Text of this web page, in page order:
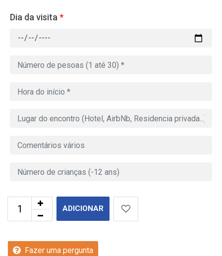
Dia da visita*
ADICIONAR
Fazer uma pergunta